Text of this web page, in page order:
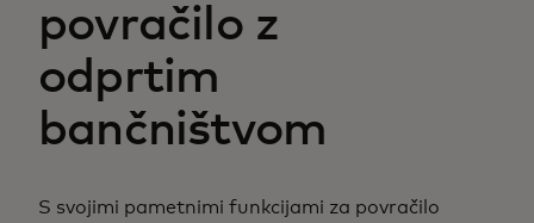
povračilo z
odprtim
bančništvom
S svojimi pametnimi funkcijami za povračilo